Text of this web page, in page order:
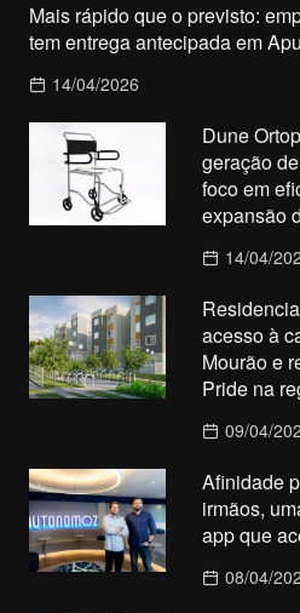
Mais rápido que o previsto:
tem entrega antecipada em
14/04/2026
Dune
geração
foco em
expansão
14/04/
acesso à
Mourão e
Pride na
09/04/
Afinidade
irmãos,
app que
08/04/